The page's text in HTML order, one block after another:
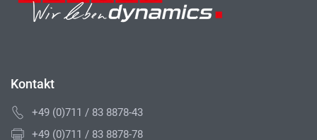
Kontakt
+49 (0)711 / 83 8878-43
+49 (0)711 / 83 8878-78